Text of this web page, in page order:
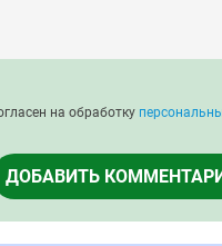
на обработку
ДОБАВИТЬ